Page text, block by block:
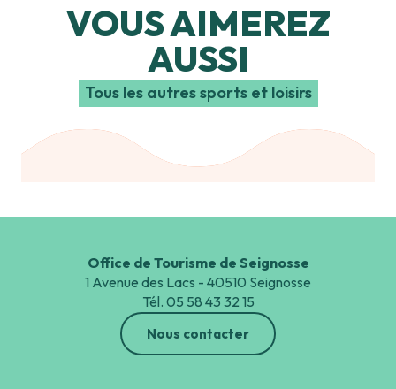
VOUS AIMEREZ
AUSSI
Tous les autres sports et loisirs
Le vélo
Office de Tourisme de Seignosse
1 Avenue des Lacs - 40510 Seignosse
Tél. 05 58 43 32 15
Nous contacter